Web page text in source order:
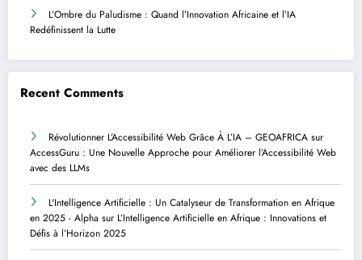
L’Ombre du Paludisme : Quand l’Innovation Africaine et l’IA
Redéfinissent la Lutte
Recent Comments
Révolutionner L’Accessibilité Web Grâce À L’IA – GEOAFRICA sur
AccessGuru : Une Nouvelle Approche pour Améliorer l’Accessibilité Web
avec des LLMs
L'Intelligence Artificielle : Un Catalyseur de Transformation en Afrique
en 2025 - Alpha sur L’Intelligence Artificielle en Afrique : Innovations et
Défis à l’Horizon 2025